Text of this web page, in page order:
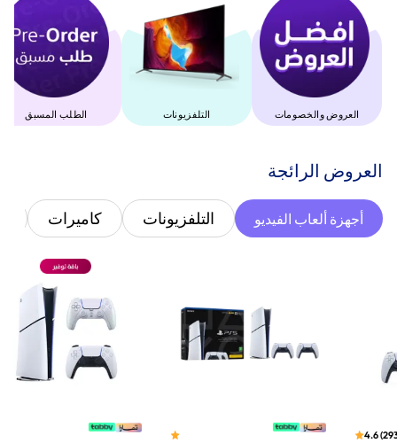
العروض والخصومات التلفزيونات الطلب المسبق
‫العروض الرائجة‬
أجهزة ألعاب الفيديو التلفزيونات كاميرات